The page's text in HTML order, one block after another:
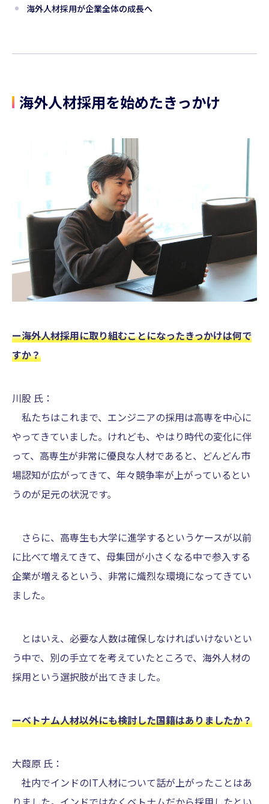
海外人材採用が企業全体の成長へ
海外人材採用を始めたきっかけ
ー海外人材採用に取り組むことになったきっかけは何で
すか？
川股 氏：
私たちはこれまで、エンジニアの採用は高専を中心に
やってきていました。けれども、やはり時代の変化に伴
って、高専生が非常に優良な人材であると、どんどん市
場認知が広がってきて、年々競争率が上がっているとい
うのが足元の状況です。
さらに、高専生も大学に進学するというケースが以前
に比べて増えてきて、母集団が小さくなる中で参入する
企業が増えるという、非常に熾烈な環境になってきてい
ました。
とはいえ、必要な人数は確保しなければいけないとい
う中で、別の手立てを考えていたところで、海外人材の
採用という選択肢が出てきました。
ーベトナム人材以外にも検討した国籍はありましたか？
大葭原 氏：
社内でインドのIT人材について話が上がったことはあ